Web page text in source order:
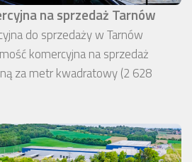
na sprzedaż Tarnów
do sprzedaży w Tarnów
komercyjna na sprzedaż
za metr kwadratowy (2 628